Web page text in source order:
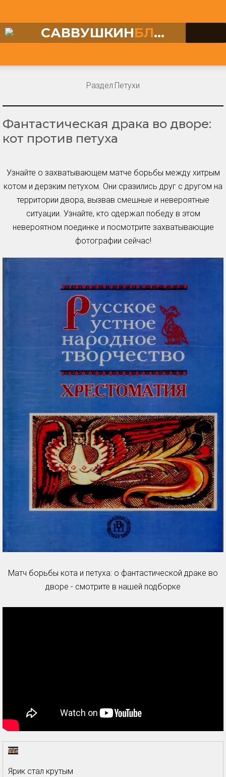
САВВУШКИНБЛОГ
Фантастическая драка во дворе:
кот против петуха
Узнайте о захватывающем матче борьбы между хитрым
котом и дерзким петухом. Они сразились друг с другом на
территории двора, вызвав смешные и невероятные
ситуации. Узнайте, кто одержал победу в этом
невероятном поединке и посмотрите захватывающие
фотографии сейчас!
Матч борьбы кота и петуха: о фантастической драке во
дворе - смотрите в нашей подборке
Ярик стал крутым
Раздел:Петухи